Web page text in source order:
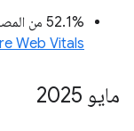
‫52.1% من المصادر (
Web Vitals
مايو 2025